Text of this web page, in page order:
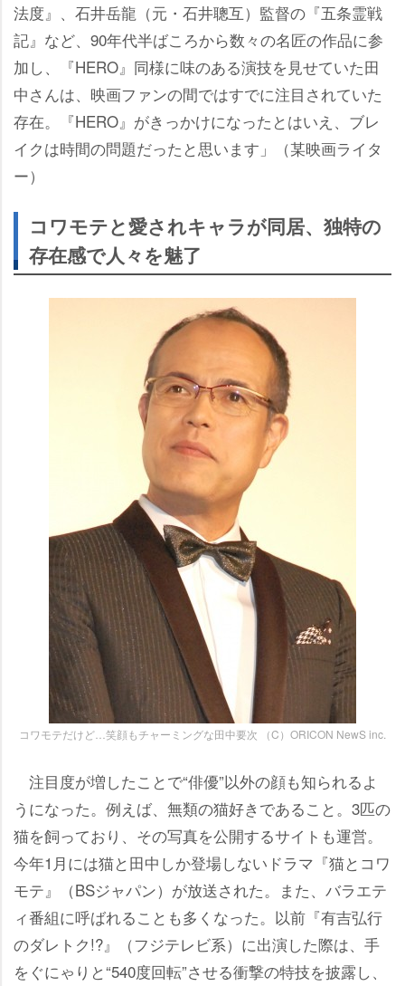
法度』、石井岳龍（元・石井聰互）監督の『五条霊戦
記』など、90年代半ばころから数々の名匠の作品に参
加し、『HERO』同様に味のある演技を見せていた田
中さんは、映画ファンの間ではすでに注目されていた
存在。『HERO』がきっかけになったとはいえ、ブレ
イクは時間の問題だったと思います」（某映画ライタ
ー）
コワモテと愛されキャラが同居、独特の
存在感で人々を魅了
コワモテだけど…笑顔もチャーミングな田中要次 （C）ORICON NewS inc.
注目度が増したことで“俳優”以外の顔も知られるよ
うになった。例えば、無類の猫好きであること。3匹の
猫を飼っており、その写真を公開するサイトも運営。
今年1月には猫と田中しか登場しないドラマ『猫とコワ
モテ』（BSジャパン）が放送された。また、バラエテ
ィ番組に呼ばれることも多くなった。以前『有吉弘行
のダレトク!?』（フジテレビ系）に出演した際は、手
をぐにゃりと“540度回転”させる衝撃の特技を披露し、